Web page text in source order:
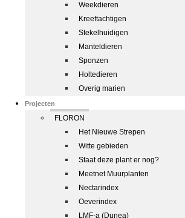
Weekdieren
Kreeftachtigen
Stekelhuidigen
Manteldieren
Sponzen
Holtedieren
Overig marien
Projecten
FLORON
Het Nieuwe Strepen
Witte gebieden
Staat deze plant er nog?
Meetnet Muurplanten
Nectarindex
Oeverindex
LMF-a (Dunea)